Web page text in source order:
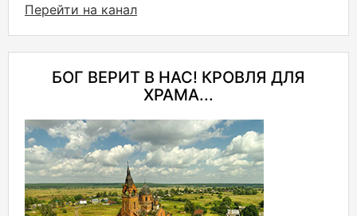
Перейти на канал
БОГ ВЕРИТ В НАС! КРОВЛЯ ДЛЯ
ХРАМА...